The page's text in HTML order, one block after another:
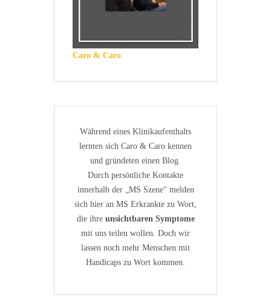
Caro & Caro
Während eines Klinikaufenthalts
lernten sich Caro & Caro kennen
und gründeten einen Blog.
Durch persönliche Kontakte
innerhalb der „MS Szene“ melden
sich hier an MS Erkrankte zu Wort,
die ihre unsichtbaren Symptome
mit uns teilen wollen. Doch wir
lassen noch mehr Menschen mit
Handicaps zu Wort kommen.